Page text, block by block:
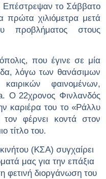
Επέστρεψαν το Σάββατο
πρώτα χιλιόμετρα μετά
προβλήματος στους
που έγινε σε μία
λόγω των θανάσιμων
φαινομένων,
. O 22χρονος Φινλανδός
καριέρα του το «Ράλλυ
φέρνει κοντά στον
τίτλο του.
(KΣΑ) συγχαίρει
μας για την επάξια
διοργάνωση του